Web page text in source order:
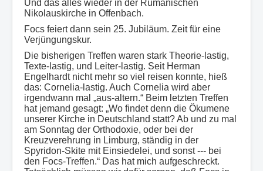
Und das alles wieder in der Rumänischen
Nikolauskirche in Offenbach.
Focs feiert dann sein 25. Jubiläum. Zeit für eine
Verjüngungskur.
Die bisherigen Treffen waren stark Theorie-lastig,
Texte-lastig, und Leiter-lastig. Seit Herman
Engelhardt nicht mehr so viel reisen konnte, hieß
das: Cornelia-lastig. Auch Cornelia wird aber
irgendwann mal „aus-altern.“ Beim letzten Treffen
hat jemand gesagt: „Wo findet denn die Ökumene
unserer Kirche in Deutschland statt? Ab und zu mal
am Sonntag der Orthodoxie, oder bei der
Kreuzverehrung in Limburg, ständig in der
Spyridon-Skite mit Einsiedelei, und sonst --- bei
den Focs-Treffen.“ Das hat mich aufgeschreckt.